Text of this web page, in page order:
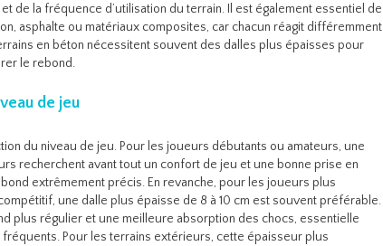
de la fréquence d’utilisation du terrain. Il est également essentiel de
asphalte ou matériaux composites, car chacun réagit différemment
en béton nécessitent souvent des dalles plus épaisses pour
le rebond.
de jeu
du niveau de jeu. Pour les joueurs débutants ou amateurs, une
recherchent avant tout un confort de jeu et une bonne prise en
extrêmement précis. En revanche, pour les joueurs plus
une dalle plus épaisse de 8 à 10 cm est souvent préférable.
plus régulier et une meilleure absorption des chocs, essentielle
Pour les terrains extérieurs, cette épaisseur plus